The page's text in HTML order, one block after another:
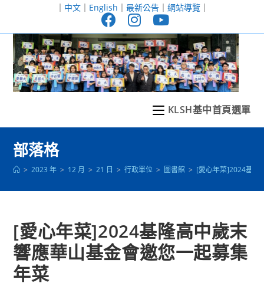
至
｜ 中文｜ English ｜ 最新公告｜ 網站導覽｜
KLSH基中首頁選單
部落格
> 2023 年 > 12 月 > 21 日 > 行政單位 > 圖書館 > [愛心年菜]2024基隆
[愛心年菜]2024基隆高中歲末
響應華山基金會邀您一起募集
年菜